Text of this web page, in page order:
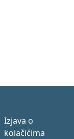
Izjava o
kolačićima